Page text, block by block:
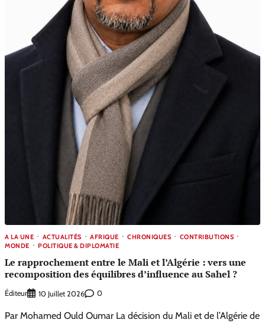
A LA UNE ACTUALITÉS AFRIQUE CHRONIQUES
CONTRIBUTIONS
MONDE
POLITIQUE & DIPLOMATIE
Le rapprochement entre le Mali et l’Algérie : vers une
recomposition des équilibres d’influence au Sahel ?
Éditeur 10 Juillet 2026 0
Par Mohamed Ould Oumar La décision du Mali et de l’Algérie de